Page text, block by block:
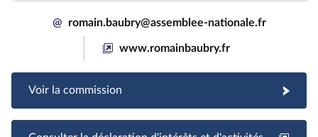
@ romain.baubry@assemblee-nationale.fr
www.romainbaubry.fr
Voir la commission